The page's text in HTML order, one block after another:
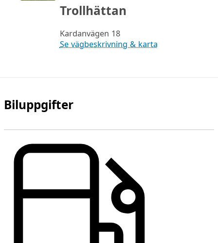
Trollhättan
Kardanvägen 18
Se vägbeskrivning & karta
Biluppgifter